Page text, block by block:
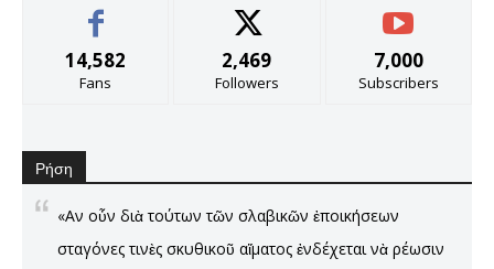
14,582
Fans
2,469
Followers
7,000
Subscribers
Ρήση
«Αν οὖν διὰ τούτων τῶν σλαβικῶν ἐποικήσεων
σταγόνες τινὲς σκυθικοῦ αἵματος ἐνδέχεται νὰ ρέωσιν